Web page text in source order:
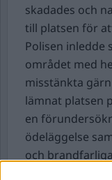
skadades och
till platsen för
Polisen inledde
området med
misstänkta
lämnat platsen
en
ödeläggelse
och